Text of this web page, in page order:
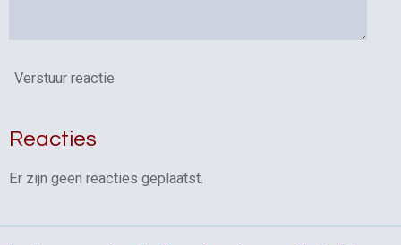
Verstuur reactie
Reacties
Er zijn geen reacties geplaatst.